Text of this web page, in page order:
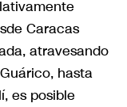
Caracas
atravesando
hasta
es posible